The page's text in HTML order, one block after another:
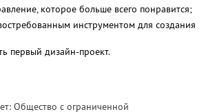
которое больше всего понравится;
инструментом для создания
первый дизайн-проект.
Общество с ограниченной